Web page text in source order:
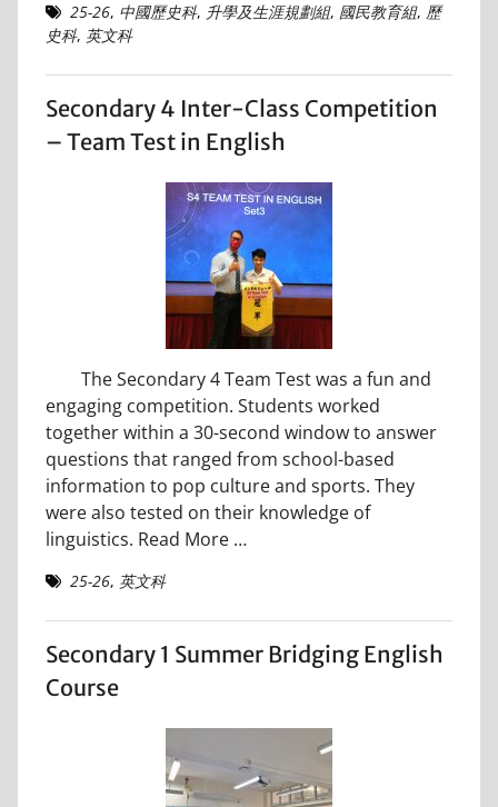
25-26, 中國歷史科, 升學及生涯規劃組, 國民教育組, 歷
史科, 英文科
Secondary 4 Inter-Class Competition
– Team Test in English
The Secondary 4 Team Test was a fun and
engaging competition. Students worked
together within a 30-second window to answer
questions that ranged from school-based
information to pop culture and sports. They
were also tested on their knowledge of
linguistics. Read More …
25-26, 英文科
Secondary 1 Summer Bridging English
Course